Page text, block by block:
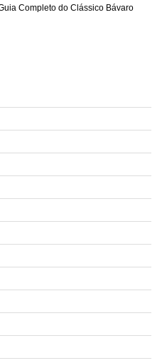
Completo do Clássico Bávaro